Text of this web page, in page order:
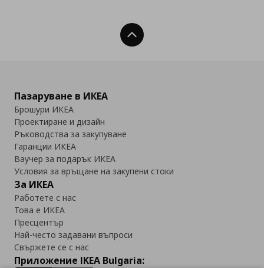
Нагоре
Пазаруване в ИКЕА
Брошури ИКЕА
Проектиране и дизайн
Ръководства за закупуване
Гаранции ИКЕА
Ваучер за подарък ИКЕА
Условия за връщане на закупени стоки
За ИКЕА
Работете с нас
Това е ИКЕА
Пресцентър
Най-често задавани въпроси
Свържете се с нас
Приложение IKEA Bulgaria: